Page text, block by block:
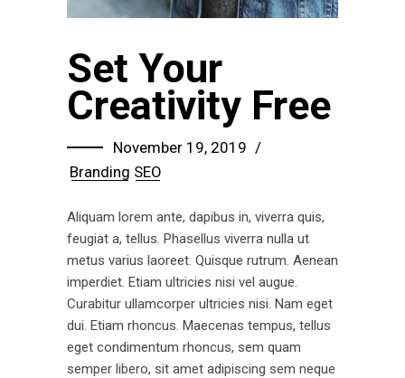
Set Your
Creativity Free
November 19, 2019
Branding SEO
Aliquam lorem ante, dapibus in, viverra quis,
feugiat a, tellus. Phasellus viverra nulla ut
metus varius laoreet. Quisque rutrum. Aenean
imperdiet. Etiam ultricies nisi vel augue.
Curabitur ullamcorper ultricies nisi. Nam eget
dui. Etiam rhoncus. Maecenas tempus, tellus
eget condimentum rhoncus, sem quam
semper libero, sit amet adipiscing sem neque